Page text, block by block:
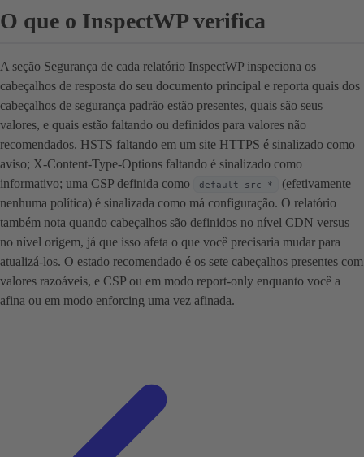
O que o InspectWP verifica
A seção Segurança de cada relatório InspectWP inspeciona os
cabeçalhos de resposta do seu documento principal e reporta quais dos
cabeçalhos de segurança padrão estão presentes, quais são seus
valores, e quais estão faltando ou definidos para valores não
recomendados. HSTS faltando em um site HTTPS é sinalizado como
aviso; X-Content-Type-Options faltando é sinalizado como
informativo; uma CSP definida como
default-src *
(efetivamente
nenhuma política) é sinalizada como má configuração. O relatório
também nota quando cabeçalhos são definidos no nível CDN versus
no nível origem, já que isso afeta o que você precisaria mudar para
atualizá-los. O estado recomendado é os sete cabeçalhos presentes com
valores razoáveis, e CSP ou em modo report-only enquanto você a
afina ou em modo enforcing uma vez afinada.